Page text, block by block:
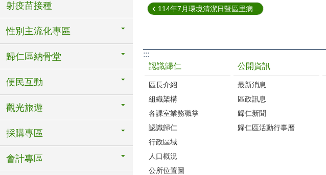
射疫苗接種
性別主流化專區
歸仁區納骨堂
便民互動
觀光旅遊
採購專區
會計專區
114年7月環境清潔日暨區里病...
:::
認識歸仁
區長介紹
組織架構
各課室業務職掌
認識歸仁
行政區域
人口概況
公所位置圖
公開資訊
最新消息
區政訊息
歸仁新聞
歸仁區活動行事曆